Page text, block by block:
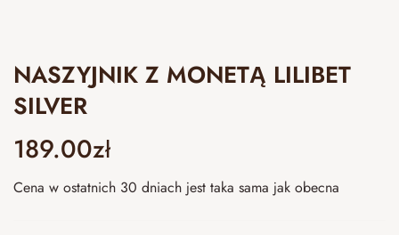
NASZYJNIK Z MONETĄ LILIBET
SILVER
189.00zł
Cena w ostatnich 30 dniach jest taka sama jak obecna